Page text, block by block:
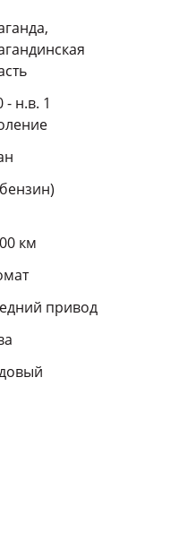
- н.в. 1
км
привод